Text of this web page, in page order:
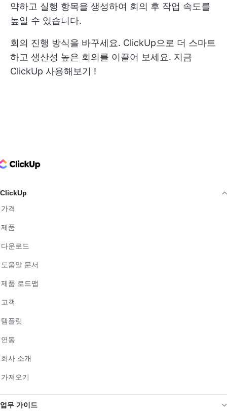
약하고 실행 항목을 생성하여 회의 후 작업 속도를
높일 수 있습니다.
회의 진행 방식을 바꾸세요. ClickUp으로 더 스마트
하고 생산성 높은 회의를 이끌어 보세요. 지금
ClickUp 사용해보기 !
Logo
ClickUp
가격
제품
다운로드
도움말 문서
제품 로드맵
고객
템플릿
연동
회사 소개
가져오기
업무 가이드